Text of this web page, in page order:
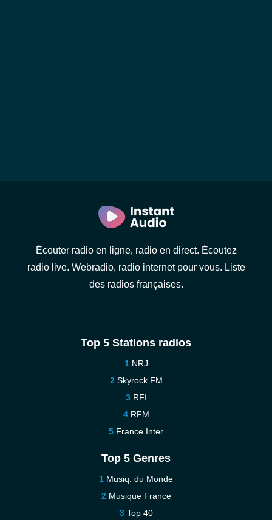
Écouter radio en ligne, radio en direct. Écoutez
radio live. Webradio, radio internet pour vous. Liste
des radios françaises.
Top 5 Stations radios
NRJ
Skyrock FM
RFI
RFM
France Inter
Top 5 Genres
Musiq. du Monde
Musique France
Top 40